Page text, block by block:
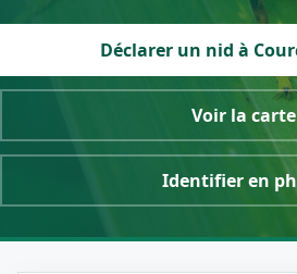
Déclarer un nid à
Voir la carte
Identifier en